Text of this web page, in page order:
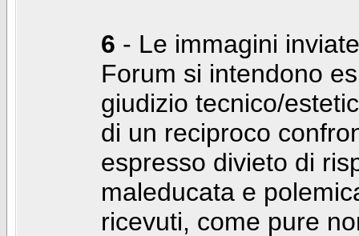
6 - Le immagini
Forum si intendono
giudizio tecnico/
di un reciproco
espresso divieto di
maleducata e
ricevuti, come pure